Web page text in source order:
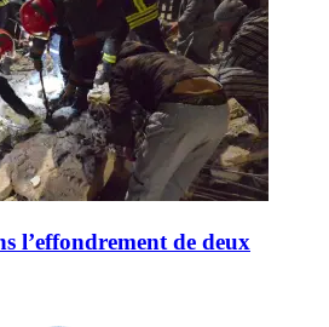
l’effondrement de deux